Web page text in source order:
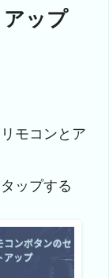
ップ
モコンとア
ップする